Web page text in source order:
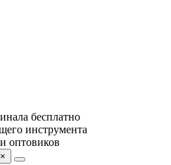
бесплатно
инструмента
оптовиков
×